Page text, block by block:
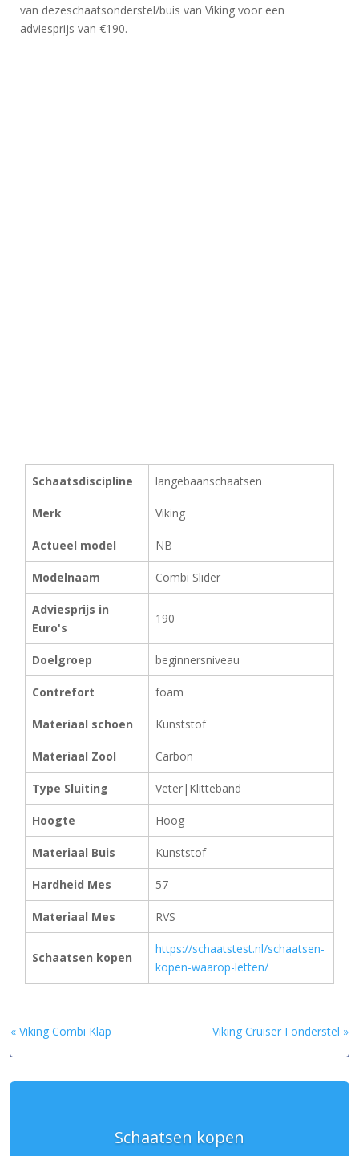
van dezeschaatsonderstel/buis van Viking voor een
adviesprijs van €190.
Schaatsdiscipline langebaanschaatsen
Merk Viking
Actueel model NB
Modelnaam Combi Slider
Adviesprijs in
Euro's
190
Doelgroep beginnersniveau
Contrefort foam
Materiaal schoen Kunststof
Materiaal Zool Carbon
Type Sluiting Veter|Klitteband
Hoogte Hoog
Materiaal Buis Kunststof
Hardheid Mes 57
Materiaal Mes RVS
Schaatsen kopen
https://schaatstest.nl/schaatsen-
kopen-waarop-letten/
« Viking Combi Klap Viking Cruiser I onderstel »
Schaatsen kopen